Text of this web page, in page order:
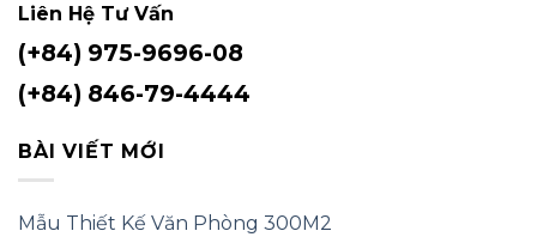
Liên Hệ Tư Vấn
(+84) 975-9696-08
(+84) 846-79-4444
BÀI VIẾT MỚI
Mẫu Thiết Kế Văn Phòng 300M2